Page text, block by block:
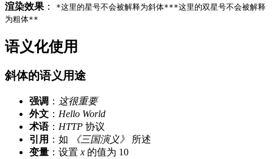
渲染效果 ： *这里的星号不会被解释为斜体***这里的双星号不会被解释
为粗体**
语义化使用
斜体的语义用途
强调 ： 这很重要
外文 ： Hello World
术语： HTTP 协议
引用 ：如 《三国演义》
所述
变量 ：设置 x 的值为 10